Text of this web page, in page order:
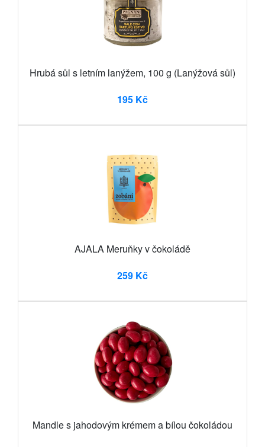
Hrubá sůl s letním lanýžem, 100 g (Lanýžová sůl)
195 Kč
AJALA Meruňky v čokoládě
259 Kč
Mandle s jahodovým krémem a bílou čokoládou